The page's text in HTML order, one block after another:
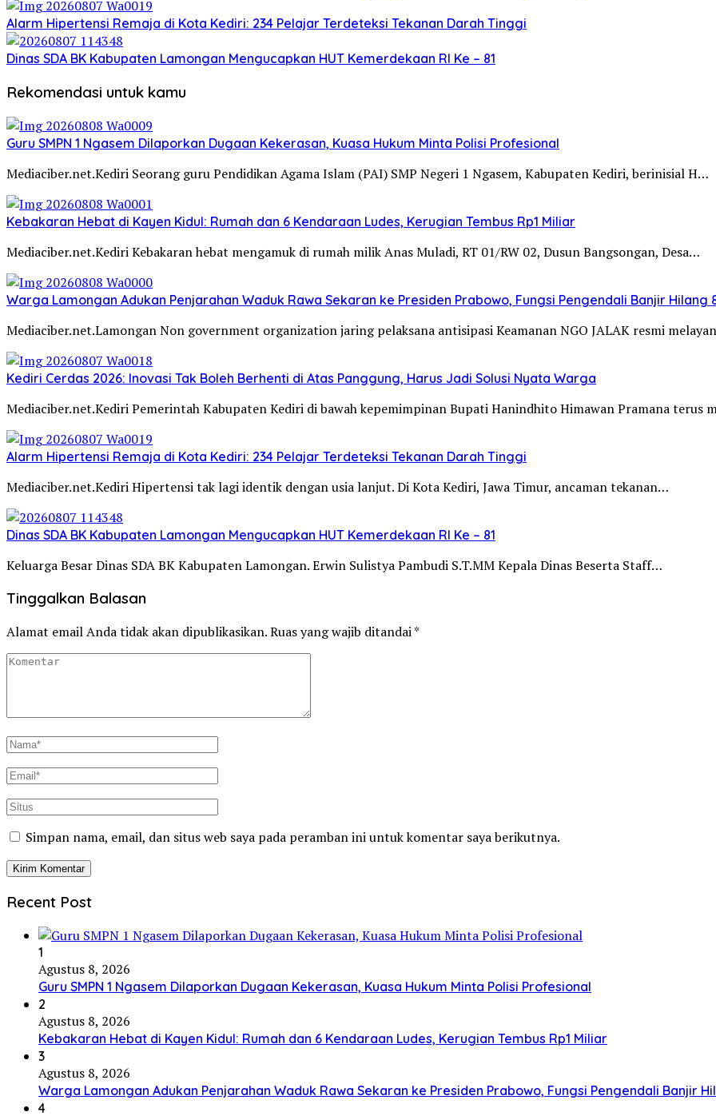
Alarm Hipertensi Remaja di Kota Kediri: 234 Pelajar Terdeteksi Tekanan Darah Tinggi
Dinas SDA BK Kabupaten Lamongan Mengucapkan HUT Kemerdekaan RI Ke – 81
Rekomendasi untuk kamu
Guru SMPN 1 Ngasem Dilaporkan Dugaan Kekerasan, Kuasa Hukum Minta Polisi Profesional
Mediaciber.net.Kediri Seorang guru Pendidikan Agama Islam (PAI) SMP Negeri 1 Ngasem, Kabupaten Kediri, berinisial H…
Kebakaran Hebat di Kayen Kidul: Rumah dan 6 Kendaraan Ludes, Kerugian Tembus Rp1 Miliar
Mediaciber.net.Kediri Kebakaran hebat mengamuk di rumah milik Anas Muladi, RT 01/RW 02, Dusun Bangsongan, Desa…
Warga Lamongan Adukan Penjarahan Waduk Rawa Sekaran ke Presiden Prabowo, Fungsi Pengendali Banjir Hilang
Mediaciber.net.Lamongan Non government organization jaring pelaksana antisipasi Keamanan NGO JALAK resmi
Kediri Cerdas 2026: Inovasi Tak Boleh Berhenti di Atas Panggung, Harus Jadi Solusi Nyata Warga
Mediaciber.net.Kediri Pemerintah Kabupaten Kediri di bawah kepemimpinan Bupati Hanindhito Himawan Pramana terus
Alarm Hipertensi Remaja di Kota Kediri: 234 Pelajar Terdeteksi Tekanan Darah Tinggi
Mediaciber.net.Kediri Hipertensi tak lagi identik dengan usia lanjut. Di Kota Kediri, Jawa Timur, ancaman tekanan…
Dinas SDA BK Kabupaten Lamongan Mengucapkan HUT Kemerdekaan RI Ke – 81
Keluarga Besar Dinas SDA BK Kabupaten Lamongan. Erwin Sulistya Pambudi S.T.MM Kepala Dinas Beserta Staff…
Tinggalkan Balasan
Alamat email Anda tidak akan dipublikasikan.Ruas yang wajib ditandai*
Simpan nama, email, dan situs web saya pada peramban ini untuk komentar saya berikutnya.
Recent Post
1
Agustus 8, 2026
Guru SMPN 1 Ngasem Dilaporkan Dugaan Kekerasan, Kuasa Hukum Minta Polisi Profesional
2
Agustus 8, 2026
Kebakaran Hebat di Kayen Kidul: Rumah dan 6 Kendaraan Ludes, Kerugian Tembus Rp1 Miliar
3
Agustus 8, 2026
Warga Lamongan Adukan Penjarahan Waduk Rawa Sekaran ke Presiden Prabowo, Fungsi Pengendali Banjir
4